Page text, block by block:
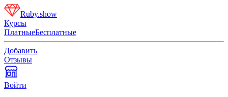
Ruby.show
Курсы
ПлатныеБесплатные
Добавить
Отзывы
Войти